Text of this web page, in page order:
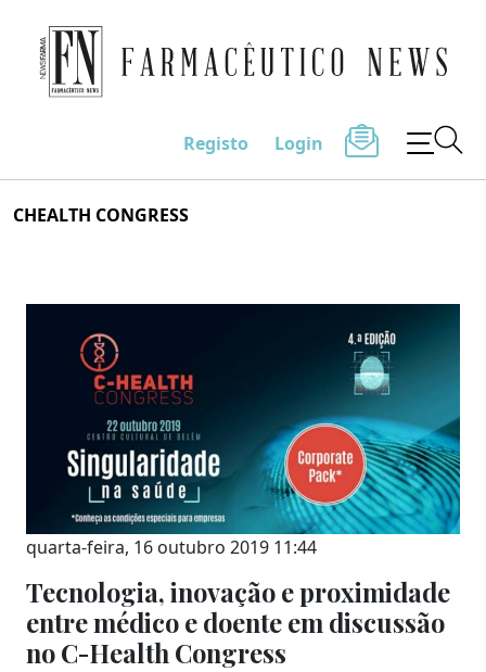
to
Farmacêutico News
Registo Login
CHEALTH CONGRESS
quarta-feira, 16 outubro 2019 11:44
Tecnologia, inovação e proximidade
entre médico e doente em discussão
no C-Health Congress